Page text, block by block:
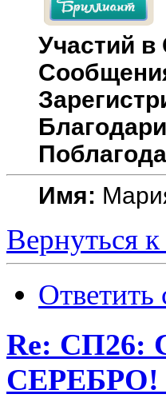
Участий в
Имя:
Вернуться
Ответить
Re:
СЕРЕБРО!